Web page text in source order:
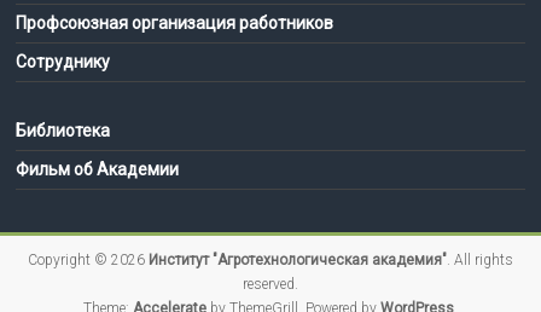
Профсоюзная организация работников
Сотруднику
Библиотека
Фильм об Академии
Copyright © 2026 Институт "Агротехнологическая академия". All rights
reserved.
Theme: Accelerateby ThemeGrill. Powered by WordPress.